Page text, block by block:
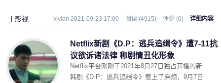
影视 vivian 2021-09-23 17:00 阅读 (4915) 评论 (0) 详细内容
Netflix新剧《D.P：逃兵追缉令》遭7-11抗
议欲诉诸法律 称剧情丑化形象
Netflix平台刚刚于2021年8月27日独占开播的新
韩剧《D.P：逃兵追缉令》惹上了麻烦，9月7日